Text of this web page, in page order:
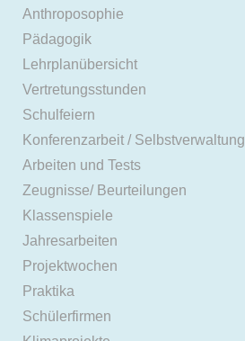
Anthroposophie
Pädagogik
Lehrplanübersicht
Vertretungsstunden
Schulfeiern
Konferenzarbeit / Selbstverwaltung
Arbeiten und Tests
Zeugnisse/ Beurteilungen
Klassenspiele
Jahresarbeiten
Projektwochen
Praktika
Schülerfirmen